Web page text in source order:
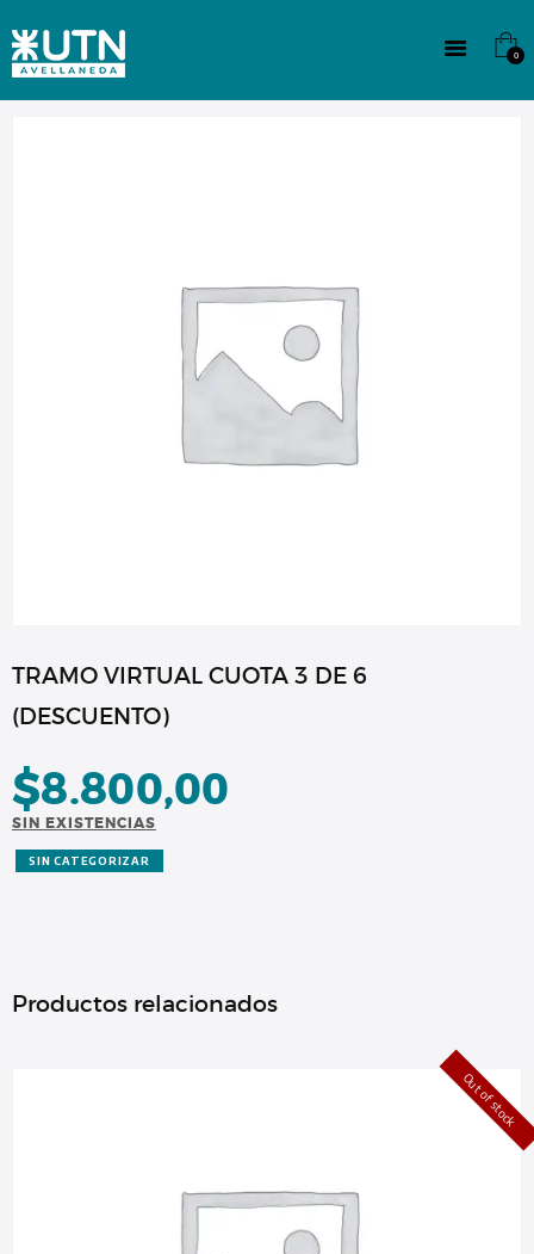
0
CULTURA
TRAMO VIRTUAL CUOTA 3 DE 6
(DESCUENTO)
$8.800,00
SIN EXISTENCIAS
SIN CATEGORIZAR
Productos relacionados
Out of stock